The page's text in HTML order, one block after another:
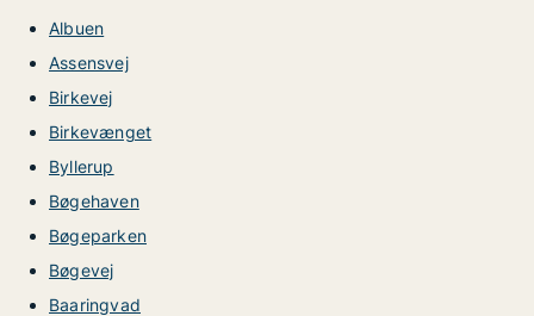
Albuen
Assensvej
Birkevej
Birkevænget
Byllerup
Bøgehaven
Bøgeparken
Bøgevej
Baaringvad